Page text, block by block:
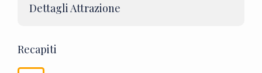
Dettagli Attrazione
Recapiti